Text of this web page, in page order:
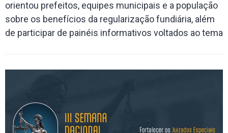
orientou prefeitos, equipes municipais e a população
sobre os benefícios da regularização fundiária, além
de participar de painéis informativos voltados ao tema